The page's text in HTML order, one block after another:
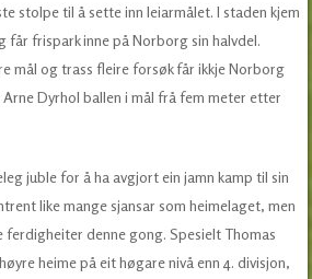
stolpe til å sette inn leiarmålet. I staden kjem
får frispark inne på Norborg sin halvdel.
mål og trass fleire forsøk får ikkje Norborg
Dyrhol ballen i mål frå fem meter etter
juble for å ha avgjort ein jamn kamp til sin
like mange sjansar som heimelaget, men
denne gong. Spesielt Thomas
heime på eit høgare nivå enn 4. divisjon,